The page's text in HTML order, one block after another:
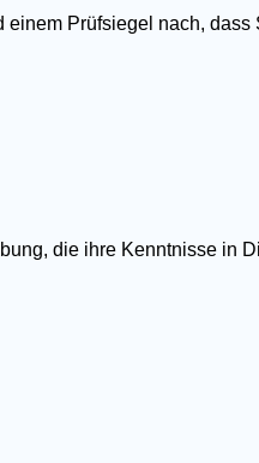
Prüfsiegel nach,
die ihre Kenntnisse in